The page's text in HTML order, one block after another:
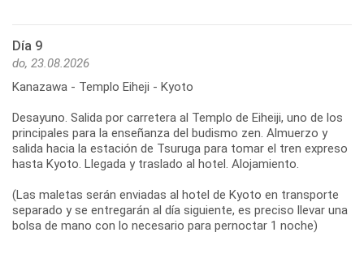
Día 9
do, 23.08.2026
Kanazawa - Templo Eiheji - Kyoto
Desayuno. Salida por carretera al Templo de Eiheiji, uno de los
principales para la enseñanza del budismo zen. Almuerzo y
salida hacia la estación de Tsuruga para tomar el tren expreso
hasta Kyoto. Llegada y traslado al hotel. Alojamiento.
(Las maletas serán enviadas al hotel de Kyoto en transporte
separado y se entregarán al día siguiente, es preciso llevar una
bolsa de mano con lo necesario para pernoctar 1 noche)